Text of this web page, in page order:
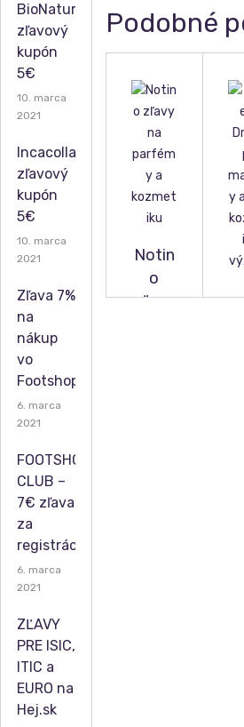
Podobné
Notin
o
zľavy
BioNatural
zľavový
kupón
5€
10. marca
2021
Incacollagen
zľavový
kupón
5€
10. marca
2021
Zľava 7%
na
nákup
vo
Footshop.sk
6. marca
2021
FOOTSHOP
CLUB –
7€ zľava
za
registráciu
6. marca
2021
ZĽAVY
PRE ISIC,
ITIC a
EURO na
Hej.sk